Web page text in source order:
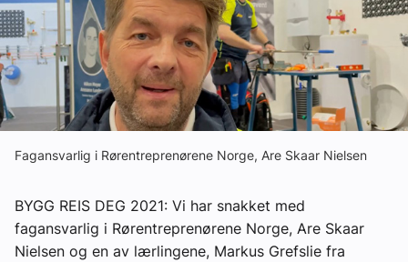
Tips oss
Ledige stillinger
eBlad
Bransjekommentar
Fagansvarlig i Rørentreprenørene Norge, Are Skaar Nielsen
BYGG REIS DEG 2021: Vi har snakket med
fagansvarlig i Rørentreprenørene Norge, Are Skaar
Nielsen og en av lærlingene, Markus Grefslie fra